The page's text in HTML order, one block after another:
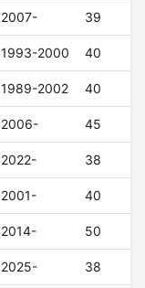
2007- 39
1993-2000 40
1989-2002 40
2006- 45
2022- 38
2001- 40
2014- 50
2025- 38